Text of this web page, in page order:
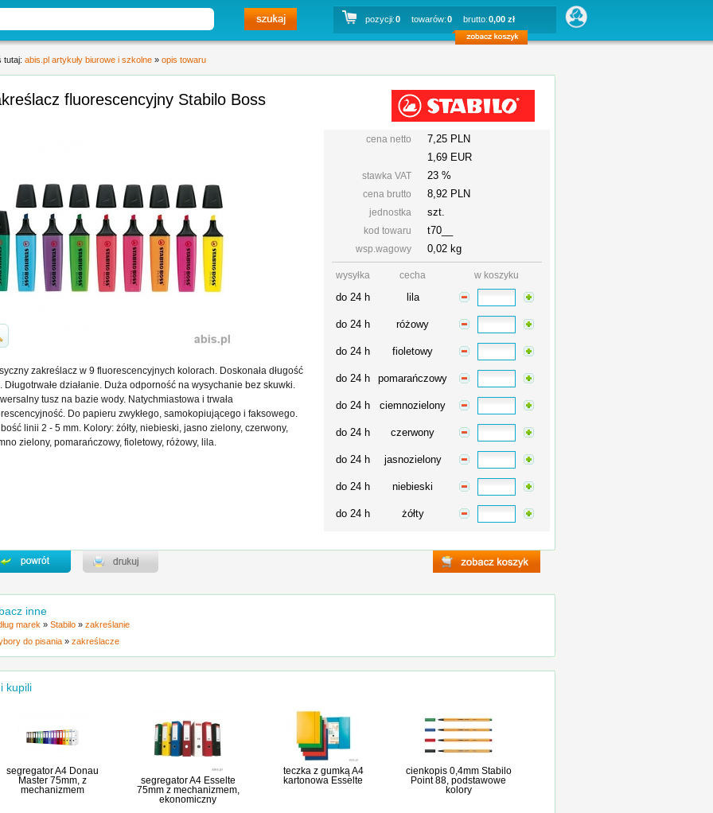
pozycji:0 towarów:0 brutto:0,00 zł
tutaj: abis.pl artykuły biurowe i szkolne » opis towaru
fluorescencyjny Stabilo Boss
cena netto
7,25 PLN
1,69 EUR
stawka VAT 23 %
cena brutto 8,92 PLN
jednostka szt.
kod towaru t70__
wsp.wagowy 0,02 kg
wysyłka cecha w koszyku
do 24 h lila
do 24 h różowy
do 24 h fioletowy
do 24 h pomarańczowy
do 24 h ciemnozielony
do 24 h czerwony
do 24 h jasnozielony
do 24 h niebieski
do 24 h żółty
zakreślacz w 9 fluorescencyjnych kolorach. Doskonała długość
Długotrwałe działanie. Duża odporność na wysychanie bez skuwki.
tusz na bazie wody. Natychmiastowa i trwała
Do papieru zwykłego, samokopiującego i faksowego.
linii 2 - 5 mm. Kolory: żółty, niebieski, jasno zielony, czerwony,
zielony, pomarańczowy, fioletowy, różowy, lila.
inne
marek » Stabilo » zakreślanie
do pisania » zakreślacze
kupili
segregator A4 Donau
Master 75mm, z
mechanizmem
segregator A4 Esselte
75mm z mechanizmem,
ekonomiczny
teczka z gumką A4
kartonowa Esselte
cienkopis 0,4mm Stabilo
Point 88, podstawowe
kolory